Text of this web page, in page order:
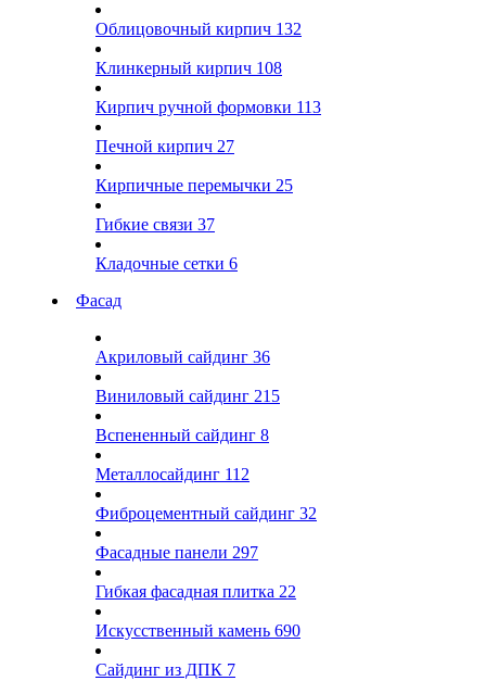
Облицовочный кирпич 132
Клинкерный кирпич 108
Кирпич ручной формовки 113
Печной кирпич 27
Кирпичные перемычки 25
Гибкие связи 37
Кладочные сетки 6
Фасад
Акриловый сайдинг 36
Виниловый сайдинг 215
Вспененный сайдинг 8
Металлосайдинг 112
Фиброцементный сайдинг 32
Фасадные панели 297
Гибкая фасадная плитка 22
Искусственный камень 690
Сайдинг из ДПК 7